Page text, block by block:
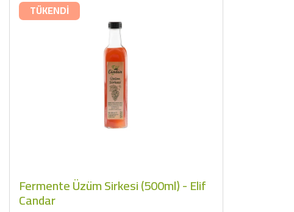
TÜKENDİ
Fermente Üzüm Sirkesi (500ml) - Elif
Candar